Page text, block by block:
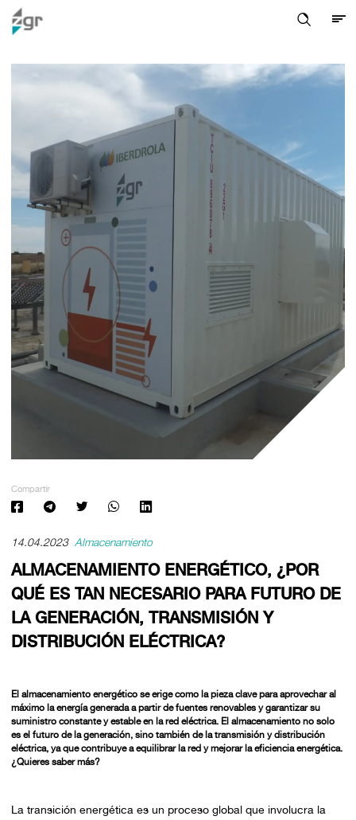
Compartir
14.04.2023 Almacenamiento
ALMACENAMIENTO ENERGÉTICO, ¿POR
QUÉ ES TAN NECESARIO PARA FUTURO DE
LA GENERACIÓN, TRANSMISIÓN Y
DISTRIBUCIÓN ELÉCTRICA?
El almacenamiento energético se erige como la pieza clave para aprovechar al
máximo la energía generada a partir de fuentes renovables y garantizar su
suministro constante y estable en la red eléctrica. El almacenamiento no solo
es el futuro de la generación, sino también de la transmisión y distribución
eléctrica, ya que contribuye a equilibrar la red y mejorar la eficiencia energética.
¿Quieres saber más?
La transición energética es un proceso global que involucra la